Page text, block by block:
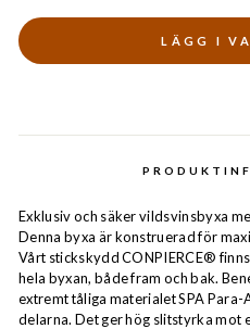
LÄGG I
Exklusiv och säker vildsvinsbyxa
Denna byxa är konstruerad för
Vårt stickskydd CONPIERCE®
hela byxan, både fram och bak.
extremt tåliga materialet SPA
delarna. Det ger hög slitstyrka mot